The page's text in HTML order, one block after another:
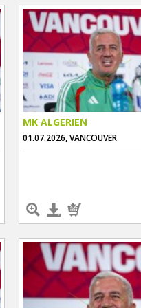
MK ALGERIEN
01.07.2026, VANCOUVER